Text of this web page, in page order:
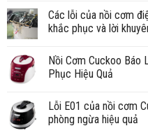
Các lỗi của nồi cơm
khắc phục và lời
Nồi Cơm Cuckoo Báo
Phục Hiệu Quả
Lỗi E01 của nồi cơm
phòng ngừa hiệu quả